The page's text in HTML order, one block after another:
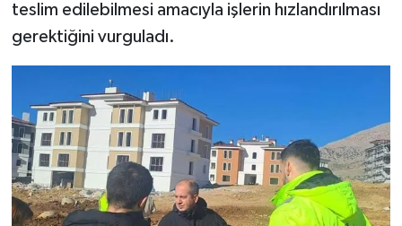
teslim edilebilmesi amacıyla işlerin hızlandırılması
gerektiğini vurguladı.